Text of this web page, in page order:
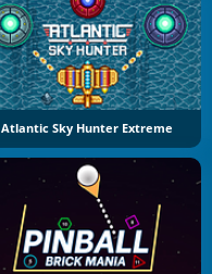
Atlantic Sky Hunter Extreme